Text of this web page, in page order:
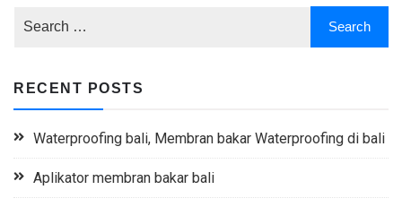
RECENT POSTS
Waterproofing bali, Membran bakar Waterproofing di bali
Aplikator membran bakar bali